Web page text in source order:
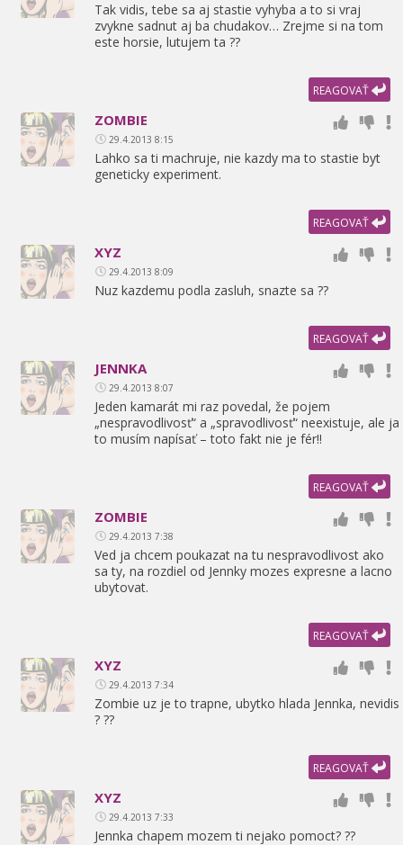
Tak vidis, tebe sa aj stastie vyhyba a to si vraj
zvykne sadnut aj ba chudakov… Zrejme si na tom
este horsie, lutujem ta ??
REAGOVAŤ
ZOMBIE
29.4.2013 8:15
Lahko sa ti machruje, nie kazdy ma to stastie byt
geneticky experiment.
REAGOVAŤ
XYZ
29.4.2013 8:09
Nuz kazdemu podla zasluh, snazte sa ??
REAGOVAŤ
JENNKA
29.4.2013 8:07
Jeden kamarát mi raz povedal, že pojem
„nespravodlivosť“ a „spravodlivosť“ neexistuje, ale ja
to musím napísať – toto fakt nie je fér!!
REAGOVAŤ
ZOMBIE
29.4.2013 7:38
Ved ja chcem poukazat na tu nespravodlivost ako
sa ty, na rozdiel od Jennky mozes expresne a lacno
ubytovat.
REAGOVAŤ
XYZ
29.4.2013 7:34
Zombie uz je to trapne, ubytko hlada Jennka, nevidis
? ??
REAGOVAŤ
XYZ
29.4.2013 7:33
Jennka chapem mozem ti nejako pomoct? ??